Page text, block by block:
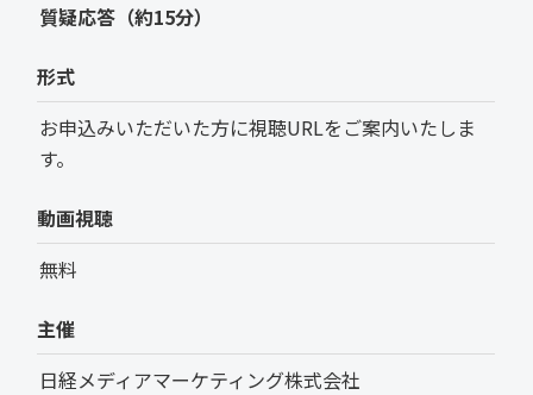
質疑応答（約15分）
形式
お申込みいただいた方に視聴URLをご案内いたしま
す。
動画視聴
無料
主催
日経メディアマーケティング株式会社